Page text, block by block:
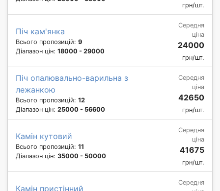
грн/шт.
Піч кам'янка
Всього пропозицій: 9
Діапазон цін: 18000 - 29000
Середня
ціна
24000
грн/шт.
Піч опалювально-варильна з
лежанкою
Всього пропозицій: 12
Діапазон цін: 25000 - 56600
Середня
ціна
42650
грн/шт.
Камін кутовий
Всього пропозицій: 11
Діапазон цін: 35000 - 50000
Середня
ціна
41675
грн/шт.
Камін пристінний
Середня